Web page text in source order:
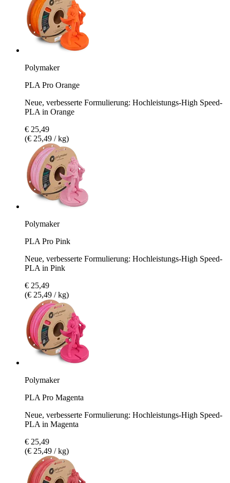
Polymaker
PLA Pro Orange
Neue, verbesserte Formulierung: Hochleistungs-High Speed-
PLA in Orange
€ 25,49
(€ 25,49 / kg)
Polymaker
PLA Pro Pink
Neue, verbesserte Formulierung: Hochleistungs-High Speed-
PLA in Pink
€ 25,49
(€ 25,49 / kg)
Polymaker
PLA Pro Magenta
Neue, verbesserte Formulierung: Hochleistungs-High Speed-
PLA in Magenta
€ 25,49
(€ 25,49 / kg)